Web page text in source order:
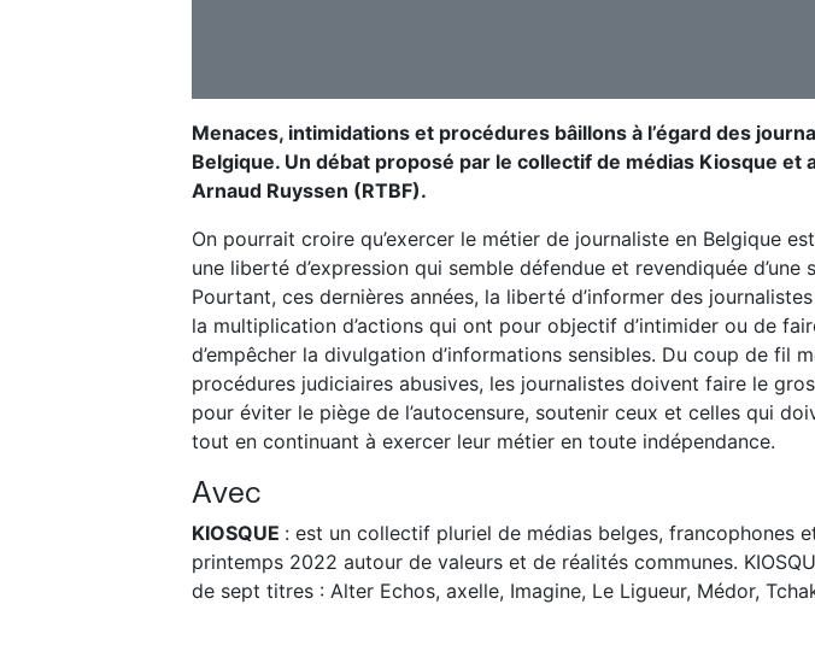
Menaces, intimidations et procédures bâillons à l’égard des
Belgique. Un débat proposé par le collectif de médias Kiosque et
Arnaud Ruyssen (RTBF).
On pourrait croire qu’exercer le métier de journaliste en Belgique
une liberté d’expression qui semble défendue et revendiquée d’une
Pourtant, ces dernières années, la liberté d’informer des
la multiplication d’actions qui ont pour objectif d’intimider ou de
d’empêcher la divulgation d’informations sensibles. Du coup de fil
procédures judiciaires abusives, les journalistes doivent faire le gros
pour éviter le piège de l’autocensure, soutenir ceux et celles qui
tout en continuant à exercer leur métier en toute indépendance.
Avec
KIOSQUE : est un collectif pluriel de médias belges, francophones
printemps 2022 autour de valeurs et de réalités communes.
de sept titres : Alter Echos, axelle, Imagine, Le Ligueur, Médor,